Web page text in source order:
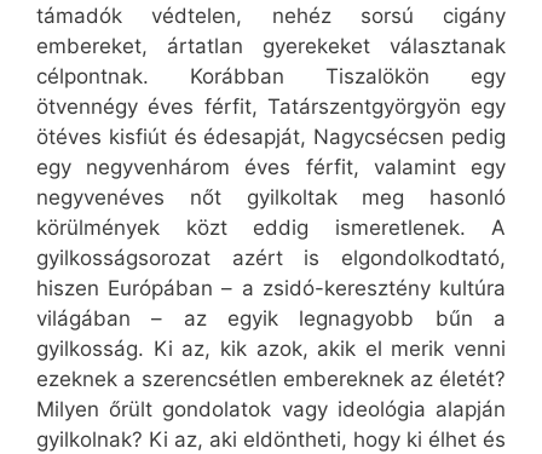
támadók védtelen, nehéz sorsú cigány
embereket, ártatlan gyerekeket választanak
célpontnak. Korábban Tiszalökön egy
ötvennégy éves férfit, Tatárszentgyörgyön egy
ötéves kisfiút és édesapját, Nagycsécsen pedig
egy negyvenhárom éves férfit, valamint egy
negyvenéves nőt gyilkoltak meg hasonló
körülmények közt eddig ismeretlenek. A
gyilkosságsorozat azért is elgondolkodtató,
hiszen Európában – a zsidó-keresztény kultúra
világában – az egyik legnagyobb bűn a
gyilkosság. Ki az, kik azok, akik el merik venni
ezeknek a szerencsétlen embereknek az életét?
Milyen őrült gondolatok vagy ideológia alapján
gyilkolnak? Ki az, aki eldöntheti, hogy ki élhet és